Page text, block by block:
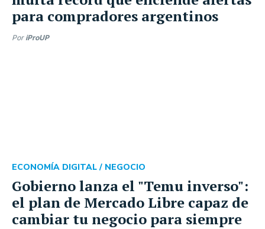
para compradores argentinos
Por iProUP
Gobierno lanza el "Temu inverso":
el plan de Mercado Libre capaz de
cambiar tu negocio para siempre
ECONOMÍA DIGITAL / NEGOCIO